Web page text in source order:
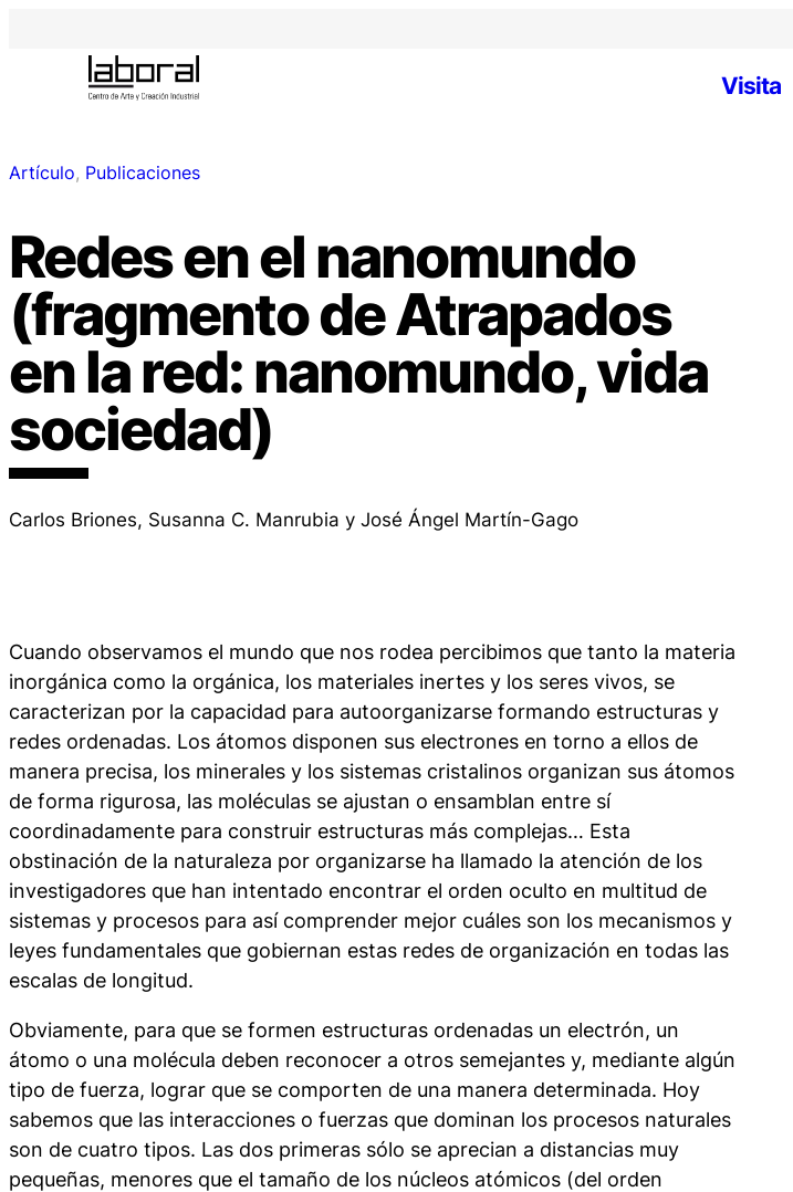
Visita
Artículo, Publicaciones
Redes en el nanomundo
(fragmento de Atrapados
en la red: nanomundo, vida
sociedad)
Carlos Briones, Susanna C. Manrubia y José Ángel Martín-Gago
Cuando observamos el mundo que nos rodea percibimos que tanto la materia
inorgánica como la orgánica, los materiales inertes y los seres vivos, se
caracterizan por la capacidad para autoorganizarse formando estructuras y
redes ordenadas. Los átomos disponen sus electrones en torno a ellos de
manera precisa, los minerales y los sistemas cristalinos organizan sus átomos
de forma rigurosa, las moléculas se ajustan o ensamblan entre sí
coordinadamente para construir estructuras más complejas… Esta
obstinación de la naturaleza por organizarse ha llamado la atención de los
investigadores que han intentado encontrar el orden oculto en multitud de
sistemas y procesos para así comprender mejor cuáles son los mecanismos y
leyes fundamentales que gobiernan estas redes de organización en todas las
escalas de longitud.
Obviamente, para que se formen estructuras ordenadas un electrón, un
átomo o una molécula deben reconocer a otros semejantes y, mediante algún
tipo de fuerza, lograr que se comporten de una manera determinada. Hoy
sabemos que las interacciones o fuerzas que dominan los procesos naturales
son de cuatro tipos. Las dos primeras sólo se aprecian a distancias muy
pequeñas, menores que el tamaño de los núcleos atómicos (del orden